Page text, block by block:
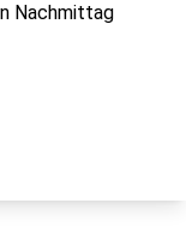
Nachmittag